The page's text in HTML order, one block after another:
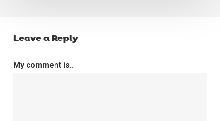
Leave a Reply
My comment is..